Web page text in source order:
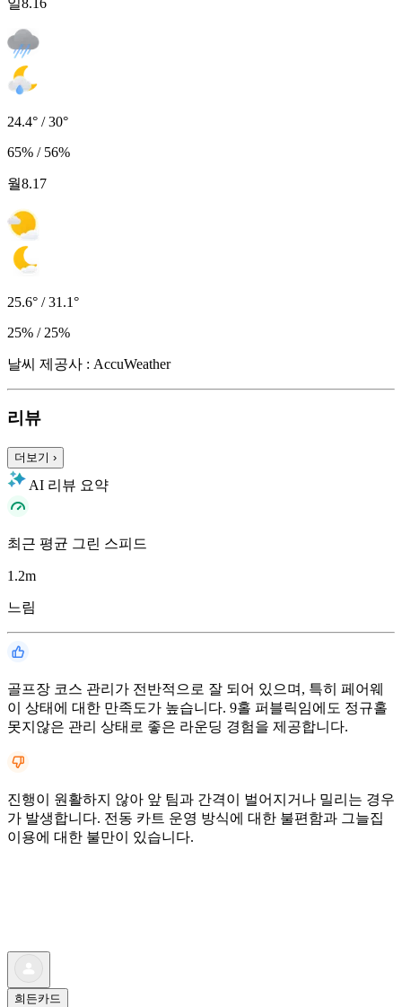
24.4° / 30°
65% / 56%
월8.17
25.6° / 31.1°
25% / 25%
날씨 제공사 : AccuWeather
리뷰
더보기 ›
AI 리뷰 요약
최근 평균 그린 스피드
1.2m
느림
골프장 코스 관리가 전반적으로 잘 되어 있으며, 특히 페어웨
이 상태에 대한 만족도가 높습니다. 9홀 퍼블릭임에도 정규홀
못지않은 관리 상태로 좋은 라운딩 경험을 제공합니다.
진행이 원활하지 않아 앞 팀과 간격이 벌어지거나 밀리는 경우
가 발생합니다. 전동 카트 운영 방식에 대한 불편함과 그늘집
이용에 대한 불만이 있습니다.
희든카드